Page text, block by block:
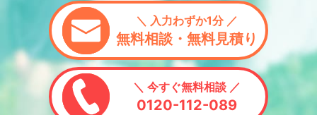
＼ 入力わずか1分 ／
無料相談・無料見積り
＼ 今すぐ無料相談 ／
0120-112-089